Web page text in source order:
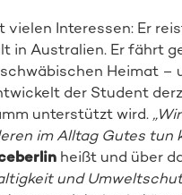
Interessen: Er
in Australien. Er fährt
Heimat
der Student
unterstützt wird.
im Alltag Gutes tun
heißt und über
und